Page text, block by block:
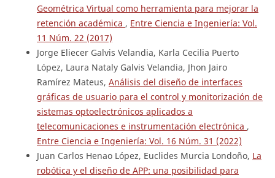
Geométrica Virtual como herramienta para mejorar la
retención académica , Entre Ciencia e Ingeniería: Vol.
11 Núm. 22 (2017)
Jorge Eliecer Galvis Velandia, Karla Cecilia Puerto
López, Laura Nataly Galvis Velandia, Jhon Jairo
Ramírez Mateus, Análisis del diseño de interfaces
gráficas de usuario para el control y monitorización de
sistemas optoelectrónicos aplicados a
telecomunicaciones e instrumentación electrónica ,
Entre Ciencia e Ingeniería: Vol. 16 Núm. 31 (2022)
Juan Carlos Henao López, Euclides Murcia Londoño, La
robótica y el diseño de APP: una posibilidad para